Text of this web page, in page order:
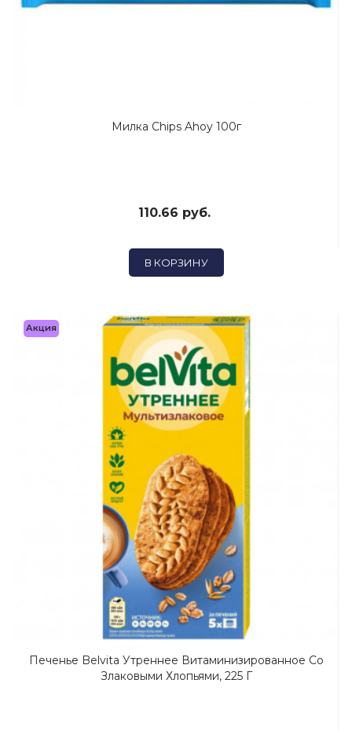
Милка Chips Ahoy 100г
110.66 руб.
В КОРЗИНУ
Акция
Печенье Belvita Утреннее Витаминизированное Со
Злаковыми Хлопьями, 225 Г